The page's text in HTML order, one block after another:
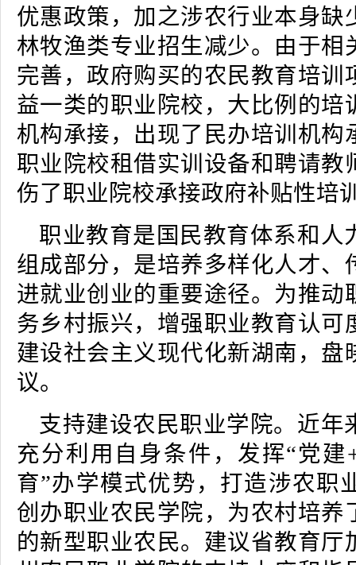
优惠政策，加之涉农行业本身缺
林牧渔类专业招生减少。由于相
完善，政府购买的农民教育培训
益一类的职业院校，大比例的培
机构承接，出现了民办培训机构
职业院校租借实训设备和聘请教
伤了职业院校承接政府补贴性培
职业教育是国民教育体系和人
组成部分，是培养多样化人才、
进就业创业的重要途径。为推动
务乡村振兴，增强职业教育认可
建设社会主义现代化新湖南，盘
议。
支持建设农民职业学院。近年
充分利用自身条件，发挥“党
育”办学模式优势，打造涉农职
创办职业农民学院，为农村培养
的新型职业农民。建议省教育厅